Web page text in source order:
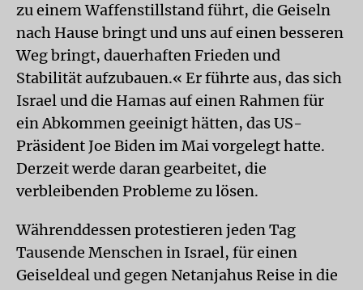
zu einem Waffenstillstand führt, die Geiseln
nach Hause bringt und uns auf einen besseren
Weg bringt, dauerhaften Frieden und
Stabilität aufzubauen.« Er führte aus, das sich
Israel und die Hamas auf einen Rahmen für
ein Abkommen geeinigt hätten, das US-
Präsident Joe Biden im Mai vorgelegt hatte.
Derzeit werde daran gearbeitet, die
verbleibenden Probleme zu lösen.
Währenddessen protestieren jeden Tag
Tausende Menschen in Israel, für einen
Geiseldeal und gegen Netanjahus Reise in die